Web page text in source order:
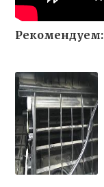
Рекомендуем: